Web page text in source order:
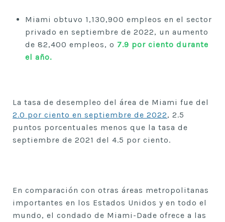
Miami obtuvo 1,130,900 empleos en el sector
privado en septiembre de 2022, un aumento
de 82,400 empleos, o 7.9 por ciento durante
el año.
La tasa de desempleo del área de Miami fue del
2.0 por ciento en septiembre de 2022, 2.5
puntos porcentuales menos que la tasa de
septiembre de 2021 del 4.5 por ciento.
En comparación con otras áreas metropolitanas
importantes en los Estados Unidos y en todo el
mundo, el condado de Miami-Dade ofrece a las